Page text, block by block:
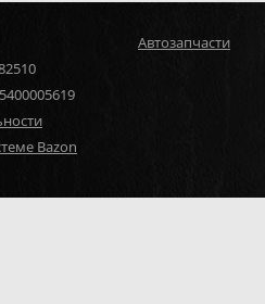
Bazon
Автозапчасти